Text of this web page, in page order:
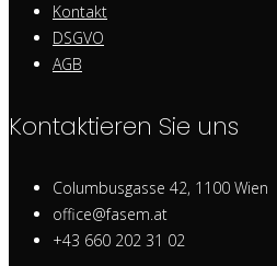
Kontakt
DSGVO
AGB
Kontaktieren Sie uns
Columbusgasse 42, 1100 Wien
office@fasem.at
+43 660 202 31 02